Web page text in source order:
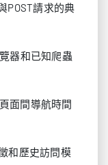
POST請求的典
器和已知爬蟲
面間導航時間
和歷史訪問模